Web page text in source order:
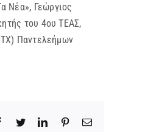
Νέα», Γεώργιος
του 4ου ΤΕΑΣ,
Παντελεήμων
Facebook
TwitterLinkedInPinterestEmail